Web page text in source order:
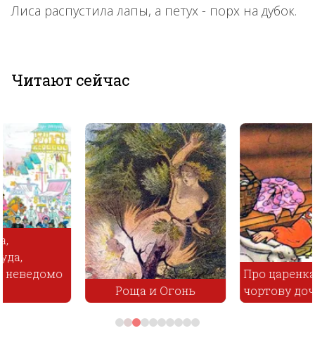
Лиса распустила лапы, а петух - порх на дубок.
Читают сейчас
Роща и Огонь
Про царенка Йвана и
чортову дочку